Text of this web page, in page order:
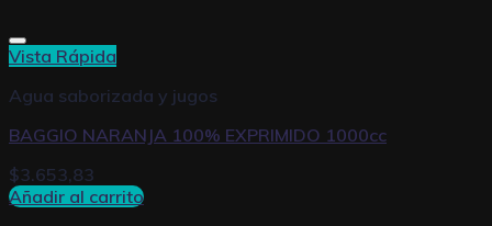
Vista Rápida
Agua saborizada y jugos
BAGGIO NARANJA 100% EXPRIMIDO 1000cc
$3.653,83
Añadir al carrito